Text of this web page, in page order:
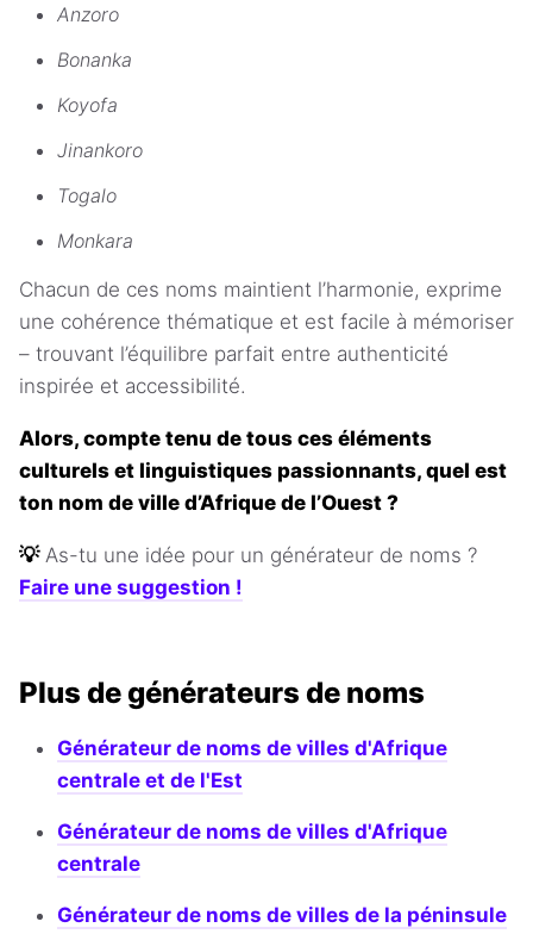
Anzoro
Bonanka
Koyofa
Jinankoro
Togalo
Monkara
Chacun de ces noms maintient l’harmonie, exprime
une cohérence thématique et est facile à mémoriser
– trouvant l’équilibre parfait entre authenticité
inspirée et accessibilité.
Alors, compte tenu de tous ces éléments
culturels et linguistiques passionnants, quel est
ton nom de ville d’Afrique de l’Ouest ?
💡 As-tu une idée pour un générateur de noms ?
Faire une suggestion !
Plus de générateurs de noms
Générateur de noms de villes d'Afrique
centrale et de l'Est
Générateur de noms de villes d'Afrique
centrale
Générateur de noms de villes de la péninsule